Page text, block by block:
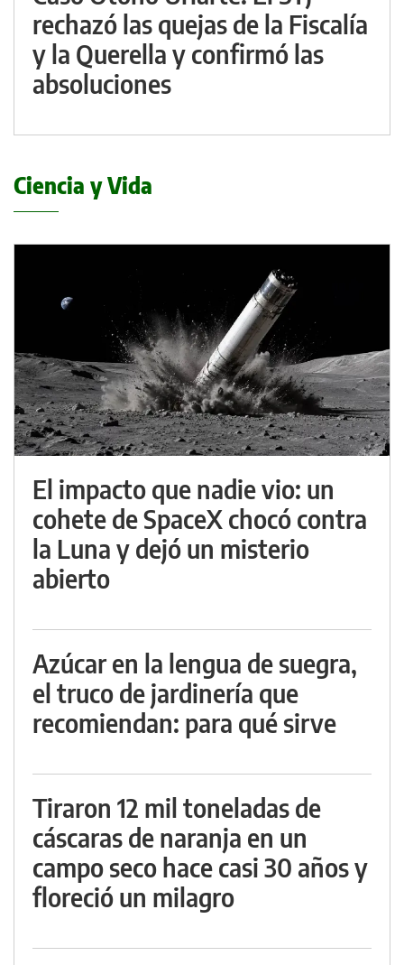
rechazó las quejas de la Fiscalía
y la Querella y confirmó las
absoluciones
Ciencia y Vida
El impacto que nadie vio: un
cohete de SpaceX chocó contra
la Luna y dejó un misterio
abierto
Azúcar en la lengua de suegra,
el truco de jardinería que
recomiendan: para qué sirve
Tiraron 12 mil toneladas de
cáscaras de naranja en un
campo seco hace casi 30 años y
floreció un milagro